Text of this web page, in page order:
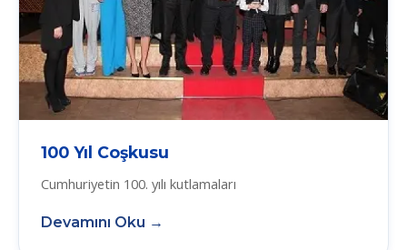
100 Yıl Coşkusu
Cumhuriyetin 100. yılı kutlamaları
Devamını Oku →